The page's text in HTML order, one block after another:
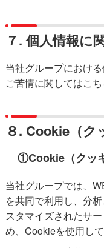
７. 個人情報に
当社グループにおけ
ご苦情に関してはこ
８. Cookie（ク
①Cookie（クッ
当社グループでは、
を共同で利用し、分
スタマイズされたサ
め、Cookieを使用し